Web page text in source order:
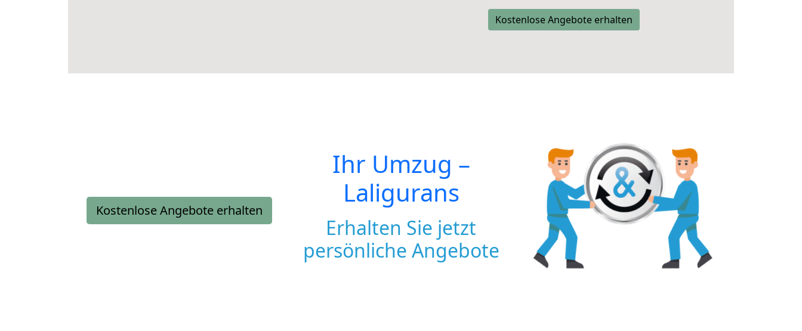
Kostenlose Angebote erhalten
Kostenlose Angebote erhalten
Ihr Umzug –
Laligurans
Erhalten Sie jetzt
persönliche Angebote